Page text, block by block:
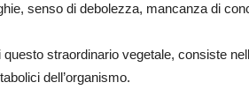
senso di debolezza, mancanza di
straordinario vegetale, consiste
dell’organismo.